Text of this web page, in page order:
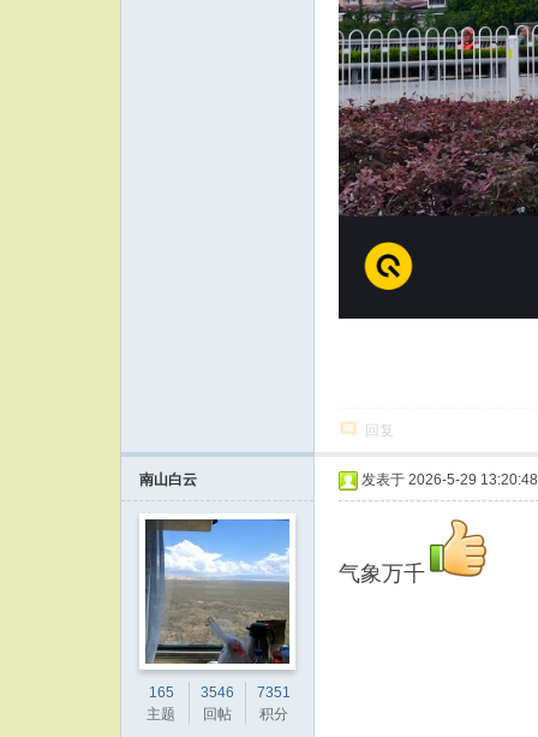
回复
南山白云
165
主题
3546
回帖
7351
积分
发表于 2026-5-29 13:20:48
气象万千